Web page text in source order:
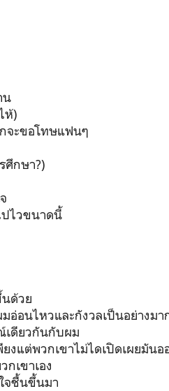
น
ห้)
จะขอโทษแฟนๆ
ศึกษา?)
ปไวขนาดนี้
ด้วย
อนไหวและกังวลเป็นอย่างมา
เดียวกันกับผม
งแต่พวกเขาไม่ไดเปิดเผยมันอ
กเขาเอง
จชื้นขึ้นมา